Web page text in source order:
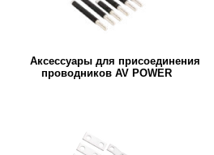
Аксессуары для присоединения
проводников AV POWER